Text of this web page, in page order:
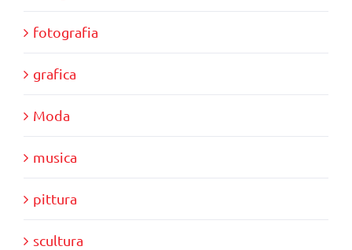
fotografia
grafica
Moda
musica
pittura
scultura